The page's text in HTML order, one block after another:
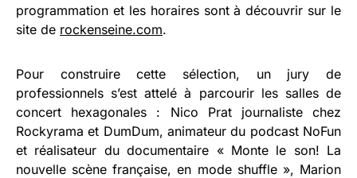
programmation et les horaires sont à découvrir sur le
site de rockenseine.com.
Pour construire cette sélection, un jury de
professionnels s’est attelé à parcourir les salles de
concert hexagonales : Nico Prat journaliste chez
Rockyrama et DumDum, animateur du podcast NoFun
et réalisateur du documentaire « Monte le son! La
nouvelle scène française, en mode shuffle », Marion